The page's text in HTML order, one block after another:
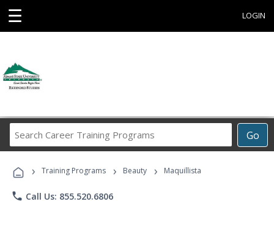
☰ LOGIN
Go
Career
Programs
› Training Programs › Beauty › Maquillista
phone Call Us: 855.520.6806